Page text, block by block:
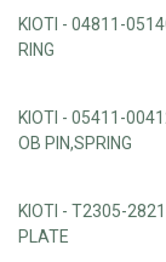
KIOTI - 04811-
RING
KIOTI - 05411-
OB PIN,SPRING
KIOTI - T2305-
PLATE